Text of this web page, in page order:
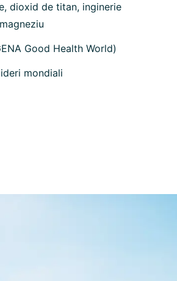
dioxid de titan, inginerie
Good Health World)
mondiali